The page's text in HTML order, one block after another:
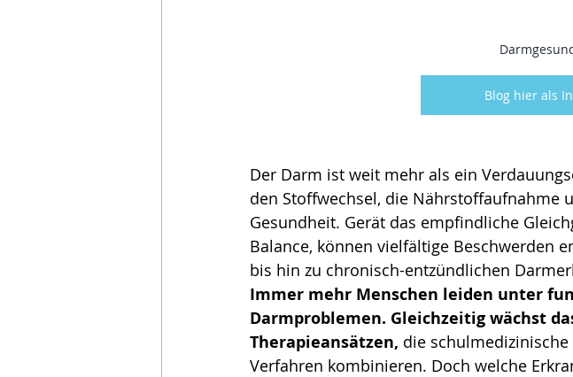
Blog hier als
Der Darm ist weit mehr als ein
den Stoffwechsel, die Nährstoffaufnahme
Gesundheit. Gerät das empfindliche
Balance, können vielfältige Beschwerden
bis hin zu chronisch-entzündlichen
Immer mehr Menschen leiden unter
Darmproblemen. Gleichzeitig wächst
Therapieansätzen, die
Verfahren kombinieren. Doch welche